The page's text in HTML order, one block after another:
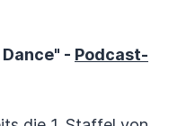
- Podcast-